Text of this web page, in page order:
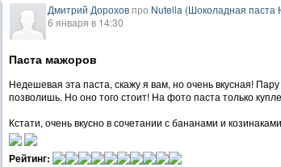
Дмитрий Дорохов про Nutella (Шоколадная паста
6 января в 14:30
Паста мажоров
Недешевая эта паста, скажу я вам, но очень вкусная!
позволишь. Но оно того стоит! На фото паста только
Кстати, очень вкусно в сочетании с бананами и
Рейтинг: